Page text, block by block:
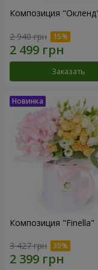
Композиция
2 940 грн
Заказать
Композиция "Finella"
3 427 грн